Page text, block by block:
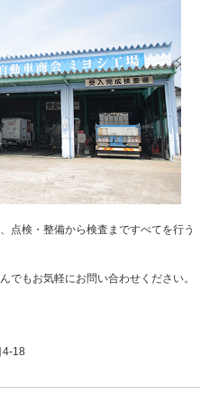
点検・整備から検査まですべてを行う
でもお気軽にお問い合わせください。
4-18